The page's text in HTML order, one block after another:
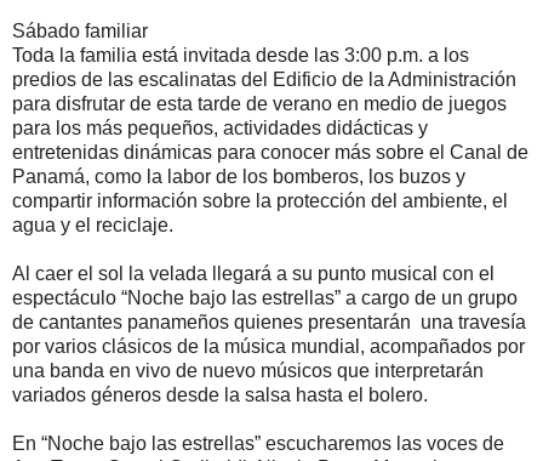
Sábado familiar
Toda la familia está invitada desde las 3:00 p.m. a los
predios de las escalinatas del Edificio de la Administración
para disfrutar de esta tarde de verano en medio de juegos
para los más pequeños, actividades didácticas y
entretenidas dinámicas para conocer más sobre el Canal de
Panamá, como la labor de los bomberos, los buzos y
compartir información sobre la protección del ambiente, el
agua y el reciclaje.
Al caer el sol la velada llegará a su punto musical con el
espectáculo “Noche bajo las estrellas” a cargo de un grupo
de cantantes panameños quienes presentarán una travesía
por varios clásicos de la música mundial, acompañados por
una banda en vivo de nuevo músicos que interpretarán
variados géneros desde la salsa hasta el bolero.
En “Noche bajo las estrellas” escucharemos las voces de